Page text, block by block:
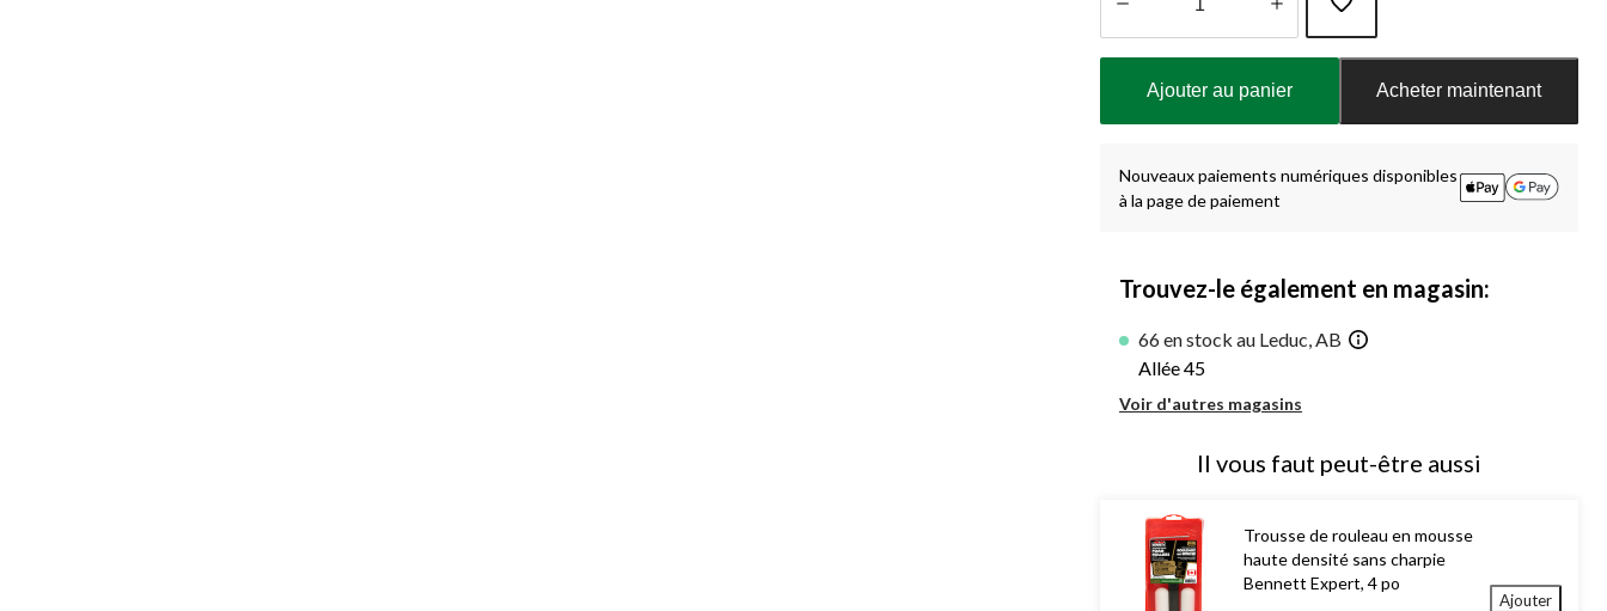
Ajouter au panier Acheter maintenant
Nouveaux paiements numériques disponibles
à la page de paiement
Trouvez-le également en magasin:
66 en stock au Leduc, AB
Allée 45
Voir d'autres magasins
Il vous faut peut-être aussi
Trousse de rouleau en mousse
haute densité sans charpie
Bennett Expert, 4 po
Ajouter